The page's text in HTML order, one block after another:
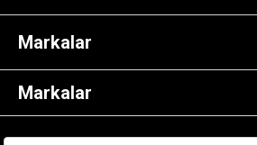
Markalar
Markalar